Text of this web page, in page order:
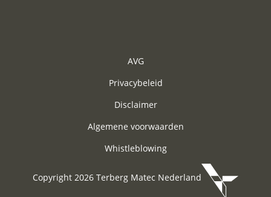
AVG
Privacybeleid
Disclaimer
Algemene voorwaarden
Whistleblowing
Copyright 2026 Terberg Matec Nederland